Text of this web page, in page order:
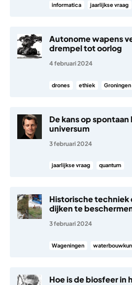
informatica jaarlijkse vraag
Autonome wapens
drempel tot oorlog
4 februari 2024
drones ethiek Groningen
De kans op
universum
3 februari 2024
jaarlijkse vraag quantum
Historische techniek
dijken te
3 februari 2024
Wageningen
Hoe is de biosfeer in